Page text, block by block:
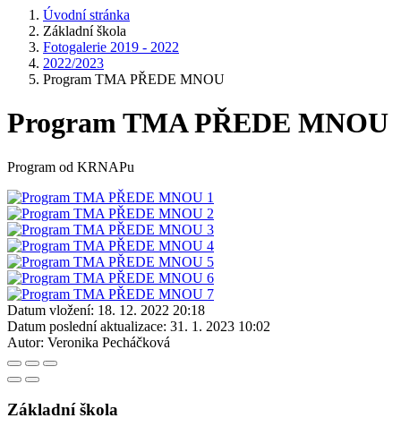
Úvodní stránka
Základní škola
Fotogalerie 2019 - 2022
2022/2023
Program TMA PŘEDE MNOU
Program TMA PŘEDE MNOU
Program od KRNAPu
Datum vložení: 18. 12. 2022 20:18
Datum poslední aktualizace: 31. 1. 2023 10:02
Autor: Veronika Pecháčková
Základní škola